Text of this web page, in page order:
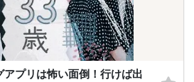
プリは怖い面倒！行けば出